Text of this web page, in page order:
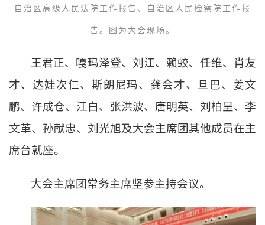
自治区高级人民法院工作报告、自治区人民检察院工作报
告。图为大会现场。
王君正、嘎玛泽登、刘江、赖蛟、任维、肖友
才、达娃次仁、斯朗尼玛、龚会才、旦巴、姜文
鹏、许成仓、江白、张洪波、唐明英、刘柏呈、李
文革、孙献忠、刘光旭及大会主席团其他成员在主
席台就座。
大会主席团常务主席坚参主持会议。